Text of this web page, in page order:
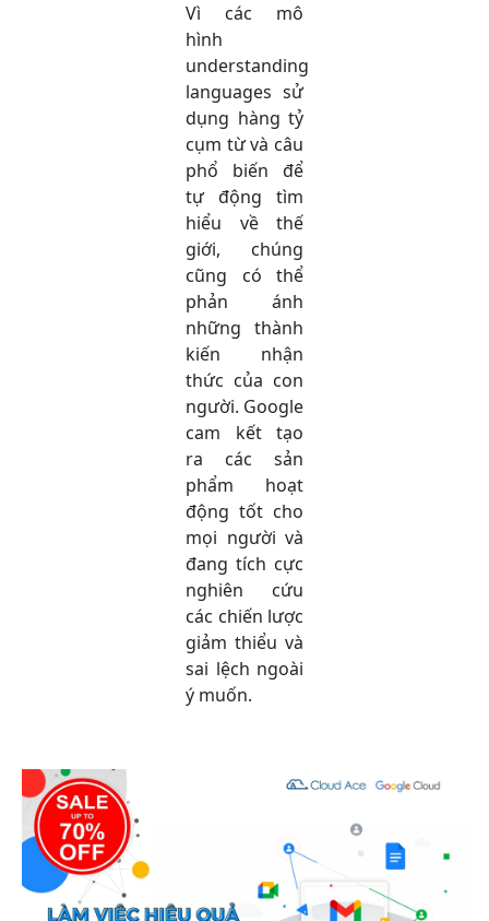
Vì các mô
hình
understanding
languages sử
dụng hàng tỷ
cụm từ và câu
phổ biến để
tự động tìm
hiểu về thế
giới, chúng
cũng có thể
phản ánh
những thành
kiến ​​nhận
thức của con
người. Google
cam kết tạo
ra các sản
phẩm hoạt
động tốt cho
mọi người và
đang tích cực
nghiên cứu
các chiến lược
giảm thiểu và
sai lệch ngoài
ý muốn.